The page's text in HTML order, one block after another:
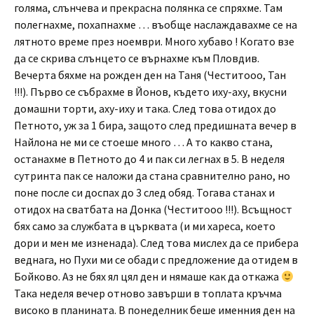
голяма, слънчева и прекрасна полянка се спряхме. Там
полегнахме, похапнахме … въобще наслаждавахме се на
лятното време през ноември. Много хубаво ! Когато взе
да се скрива слънцето се върнахме към Пловдив.
Вечерта бяхме на рожден ден на Таня (Честитооо, Тан
!!!). Първо се събрахме в Йонов, където иху-аху, вкусни
домашни торти, аху-иху и така. След това отидох до
Петното, уж за 1 бира, защото след предишната вечер в
Найлона не ми се стоеше много … А то какво стана,
останахме в Петното до 4 и пак си легнах в 5. В неделя
сутринта пак се наложи да стана сравнително рано, но
поне после си доспах до 3 след обяд. Тогава станах и
отидох на сватбата на Донка (Честитооо !!!). Всъщност
бях само за службата в църквата (и ми хареса, което
дори и мен ме изненада). След това мислех да се прибера
веднага, но Пухи ми се обади с предложение да отидем в
Бойково. Аз не бях ял цял ден и нямаше как да откажа
Така неделя вечер отново завърши в топлата кръчма
високо в планината. В понеделник беше именния ден на